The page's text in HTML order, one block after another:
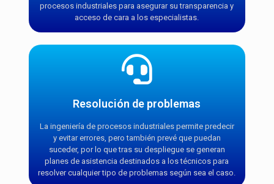
procesos industriales para asegurar su transparencia y
acceso de cara a los especialistas.
Resolución de problemas
La ingeniería de procesos industriales permite predecir
y evitar errores, pero también prevé que puedan
suceder, por lo que tras su despliegue se generan
planes de asistencia destinados a los técnicos para
resolver cualquier tipo de problemas según sea el caso.